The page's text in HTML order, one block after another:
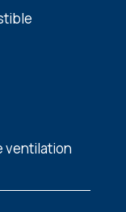
ventilation